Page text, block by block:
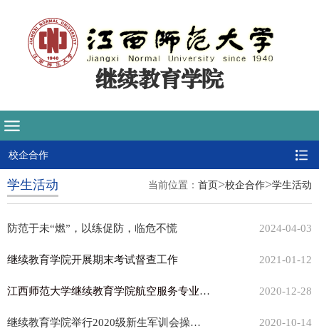
继续教育学院
校企合作
当前位置： 首页>校企合作>学生活动
学生活动
防范于未“燃”，以练促防，临危不慌 2024-04-03
继续教育学院开展期末考试督查工作 2021-01-12
江西师范大学继续教育学院航空服务专业授装仪式圆满结束 2020-12-28
继续教育学院举行2020级新生军训会操大会 2020-10-14